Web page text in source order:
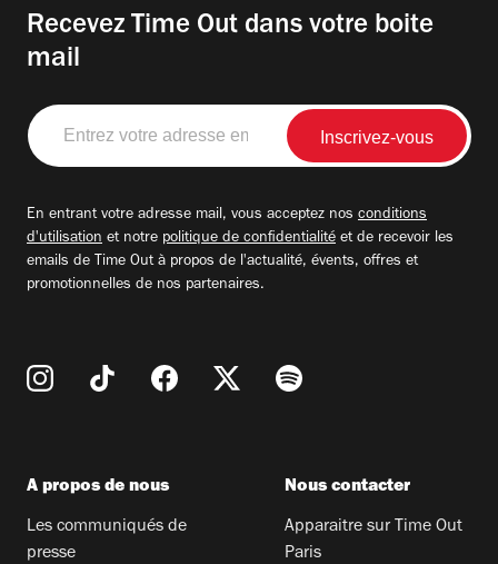
Recevez Time Out dans votre boite
mail
Entrez
votre
adresse
En entrant votre adresse mail, vous acceptez nos conditions
d'utilisation et notre politique de confidentialité et de recevoir les
emails de Time Out à propos de l'actualité, évents, offres et
promotionnelles de nos partenaires.
A propos de nous
Les communiqués de
presse
Nous contacter
Apparaitre sur Time Out
Paris